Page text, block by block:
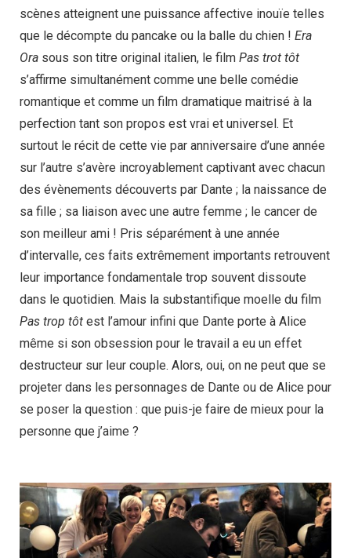
scènes atteignent une puissance affective inouïe telles
que le décompte du pancake ou la balle du chien ! Era
Ora sous son titre original italien, le film Pas trot tôt
s’affirme simultanément comme une belle comédie
romantique et comme un film dramatique maitrisé à la
perfection tant son propos est vrai et universel. Et
surtout le récit de cette vie par anniversaire d’une année
sur l’autre s’avère incroyablement captivant avec chacun
des évènements découverts par Dante ; la naissance de
sa fille ; sa liaison avec une autre femme ; le cancer de
son meilleur ami ! Pris séparément à une année
d’intervalle, ces faits extrêmement importants retrouvent
leur importance fondamentale trop souvent dissoute
dans le quotidien. Mais la substantifique moelle du film
Pas trop tôt est l’amour infini que Dante porte à Alice
même si son obsession pour le travail a eu un effet
destructeur sur leur couple. Alors, oui, on ne peut que se
projeter dans les personnages de Dante ou de Alice pour
se poser la question : que puis-je faire de mieux pour la
personne que j’aime ?